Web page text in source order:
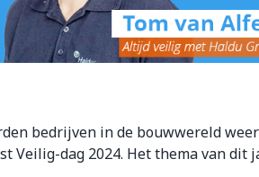
bedrijven in de bouwwereld
Veilig-dag 2024. Het thema van dit